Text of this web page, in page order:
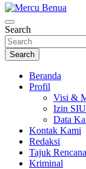
Mercu
Suara Masyarakat
Search
Search
Beranda
Profil
Visi &
Izin
Data
Kontak Kami
Redaksi
Tajuk Rencana
Kriminal